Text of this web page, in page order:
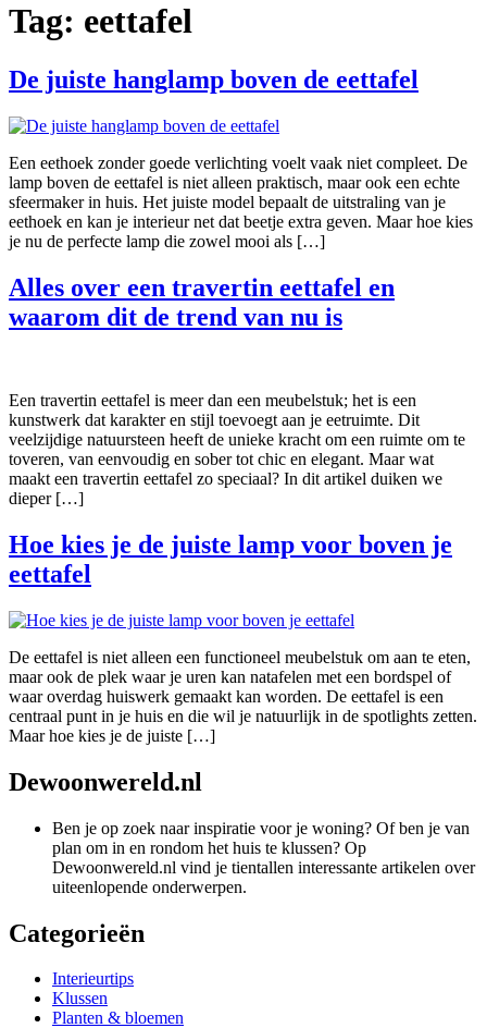
Tag: eettafel
De juiste hanglamp boven de eettafel
Een eethoek zonder goede verlichting voelt vaak niet compleet. De
lamp boven de eettafel is niet alleen praktisch, maar ook een echte
sfeermaker in huis. Het juiste model bepaalt de uitstraling van je
eethoek en kan je interieur net dat beetje extra geven. Maar hoe kies
je nu de perfecte lamp die zowel mooi als […]
Alles over een travertin eettafel en
waarom dit de trend van nu is
Een travertin eettafel is meer dan een meubelstuk; het is een
kunstwerk dat karakter en stijl toevoegt aan je eetruimte. Dit
veelzijdige natuursteen heeft de unieke kracht om een ​​ruimte om te
toveren, van eenvoudig en sober tot chic en elegant. Maar wat
maakt een travertin eettafel zo speciaal? In dit artikel duiken we
dieper […]
Hoe kies je de juiste lamp voor boven je
eettafel
De eettafel is niet alleen een functioneel meubelstuk om aan te eten,
maar ook de plek waar je uren kan natafelen met een bordspel of
waar overdag huiswerk gemaakt kan worden. De eettafel is een
centraal punt in je huis en die wil je natuurlijk in de spotlights zetten.
Maar hoe kies je de juiste […]
Dewoonwereld.nl
Ben je op zoek naar inspiratie voor je woning? Of ben je van
plan om in en rondom het huis te klussen? Op
Dewoonwereld.nl vind je tientallen interessante artikelen over
uiteenlopende onderwerpen.
Categorieën
Interieurtips
Klussen
Planten & bloemen